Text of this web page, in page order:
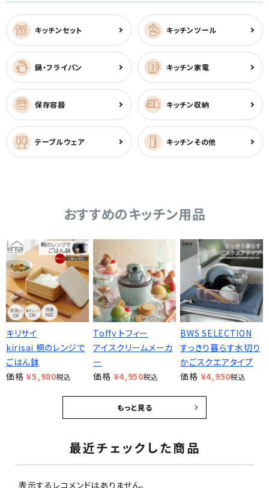
キッチンセット キッチンツール
鍋・フライパン キッチン家電
保存容器 キッチン収納
テーブルウェア キッチンその他
おすすめのキッチン用品
キリサイ
kirisai 桐のレンジで
ごはん鉢
価格 ¥5,980税込
Toffy トフィー
アイスクリームメーカ
ー
価格 ¥4,950税込
BWS SELECTION
すっきり暮らす水切り
かごスクエアタイプ
価格 ¥4,950税込
もっと見る
最近チェックした商品
表示するレコメンドはありません。